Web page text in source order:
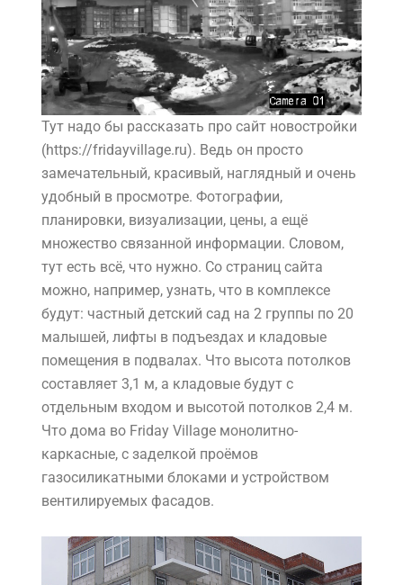
Тут надо бы рассказать про сайт новостройки
(https://fridayvillage.ru). Ведь он просто
замечательный, красивый, наглядный и очень
удобный в просмотре. Фотографии,
планировки, визуализации, цены, а ещё
множество связанной информации. Словом,
тут есть всё, что нужно. Со страниц сайта
можно, например, узнать, что в комплексе
будут: частный детский сад на 2 группы по 20
малышей, лифты в подъездах и кладовые
помещения в подвалах. Что высота потолков
составляет 3,1 м, а кладовые будут с
отдельным входом и высотой потолков 2,4 м.
Что дома во Friday Village монолитно-
каркасные, с заделкой проёмов
газосиликатными блоками и устройством
вентилируемых фасадов.